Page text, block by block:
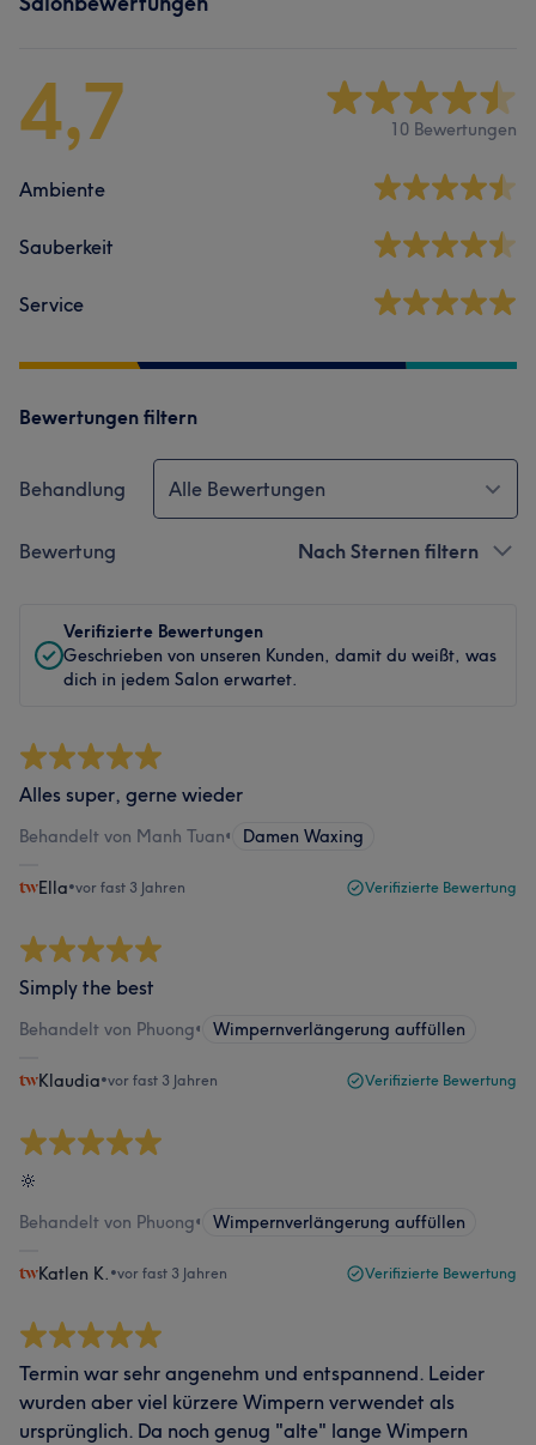
4,7 10 Bewertungen
Ambiente
Sauberkeit
Service
Bewertungen filtern
Behandlung Alle Bewertungen
Bewertung Nach Sternen filtern
Verifizierte Bewertungen
Geschrieben von unseren Kunden, damit du weißt, was
dich in jedem Salon erwartet.
Alles super, gerne wieder
Behandelt von Manh Tuan• Damen Waxing
Ella•vor fast 3 Jahren Verifizierte Bewertung
Simply the best
Behandelt von Phuong• Wimpernverlängerung auffüllen
Klaudia•vor fast 3 Jahren Verifizierte Bewertung
🔆
Behandelt von Phuong• Wimpernverlängerung auffüllen
Katlen K. •vor fast 3 Jahren Verifizierte Bewertung
Termin war sehr angenehm und entspannend. Leider
wurden aber viel kürzere Wimpern verwendet als
ursprünglich. Da noch genug "alte" lange Wimpern